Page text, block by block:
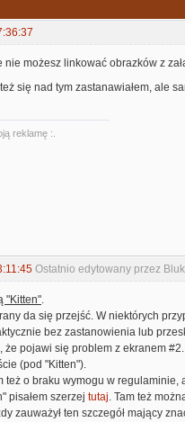
nie możesz linkować obrazków z
się nad tym zastanawiałem, ale
reklamę :.
Ostatnio edytowany przez
"Kitten".
da się przejść. W niektórych
bez zastanowienia lub
że pojawi się problem z ekranem
(pod "Kitten").
też o braku wymogu w
pisałem szerzej tutaj. Tam też
zauważył ten szczegół mający